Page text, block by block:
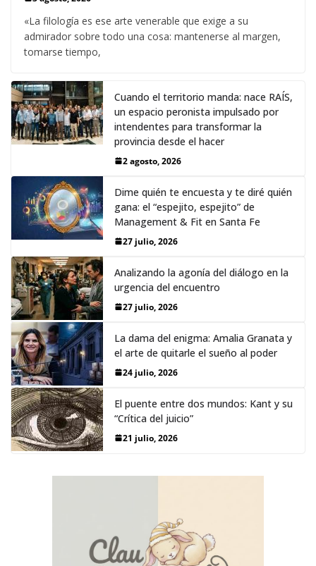
«La filología es ese arte venerable que exige a su
admirador sobre todo una cosa: mantenerse al margen,
tomarse tiempo,
Cuando el territorio manda: nace RAÍS,
un espacio peronista impulsado por
intendentes para transformar la
provincia desde el hacer
2 agosto, 2026
Dime quién te encuesta y te diré quién
gana: el “espejito, espejito” de
Management & Fit en Santa Fe
27 julio, 2026
Analizando la agonía del diálogo en la
urgencia del encuentro
27 julio, 2026
La dama del enigma: Amalia Granata y
el arte de quitarle el sueño al poder
24 julio, 2026
El puente entre dos mundos: Kant y su
“Crítica del juicio”
21 julio, 2026